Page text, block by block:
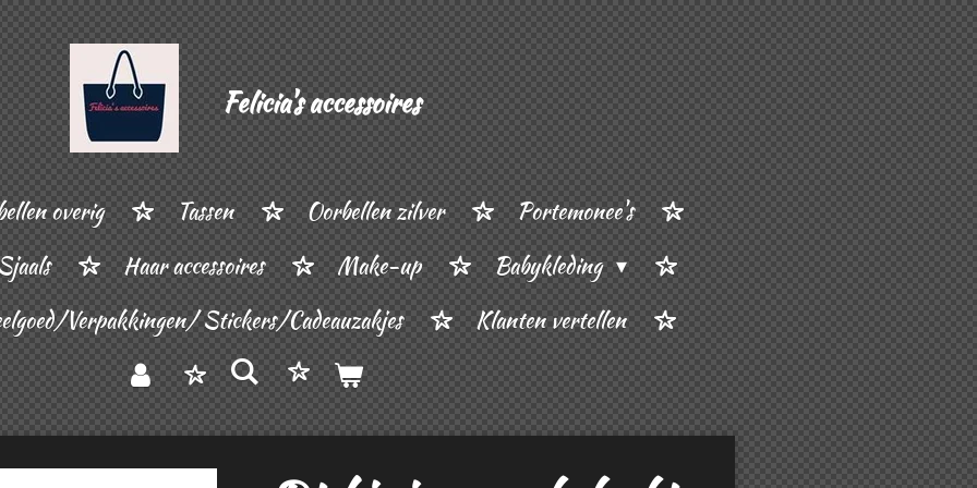
Felicia's accessoires
overig Tassen Oorbellen zilver
Portemonee's
Sjaals Haar accessoires Make-up
Babykleding
Verpakkingen/ Stickers/Cadeauzakjes Klanten vertellen